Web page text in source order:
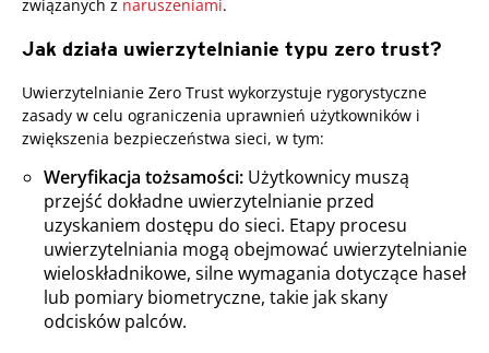
związanych z naruszeniami.
Jak działa uwierzytelnianie typu zero trust?
Uwierzytelnianie Zero Trust wykorzystuje rygorystyczne
zasady w celu ograniczenia uprawnień użytkowników i
zwiększenia bezpieczeństwa sieci, w tym:
Weryfikacja tożsamości: Użytkownicy muszą
przejść dokładne uwierzytelnianie przed
uzyskaniem dostępu do sieci. Etapy procesu
uwierzytelniania mogą obejmować uwierzytelnianie
wieloskładnikowe, silne wymagania dotyczące haseł
lub pomiary biometryczne, takie jak skany
odcisków palców.